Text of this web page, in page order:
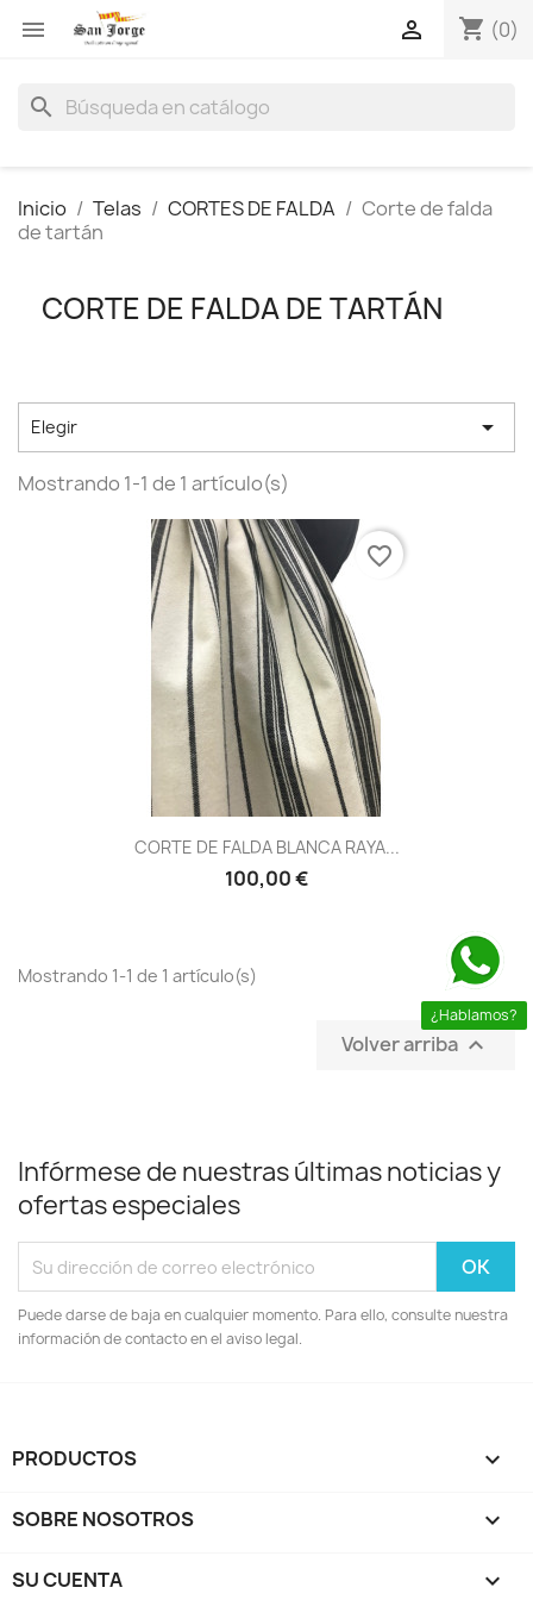
 shopping_cart (0)

search
Inicio Telas CORTES DE FALDA
Corte de falda
de tartán
CORTE DE FALDA DE TARTÁN
Elegir 
Mostrando 1-1 de 1 artículo(s)
CORTE DE FALDA BLANCA RAYA...
100,00 €
favorite_border
Mostrando 1-1 de 1 artículo(s)
Volver arriba 
Infórmese de nuestras últimas noticias y
ofertas especiales
Puede darse de baja en cualquier momento. Para ello, consulte nuestra
información de contacto en el aviso legal.
PRODUCTOS 
SOBRE NOSOTROS 
SU CUENTA 
¿Hablamos?